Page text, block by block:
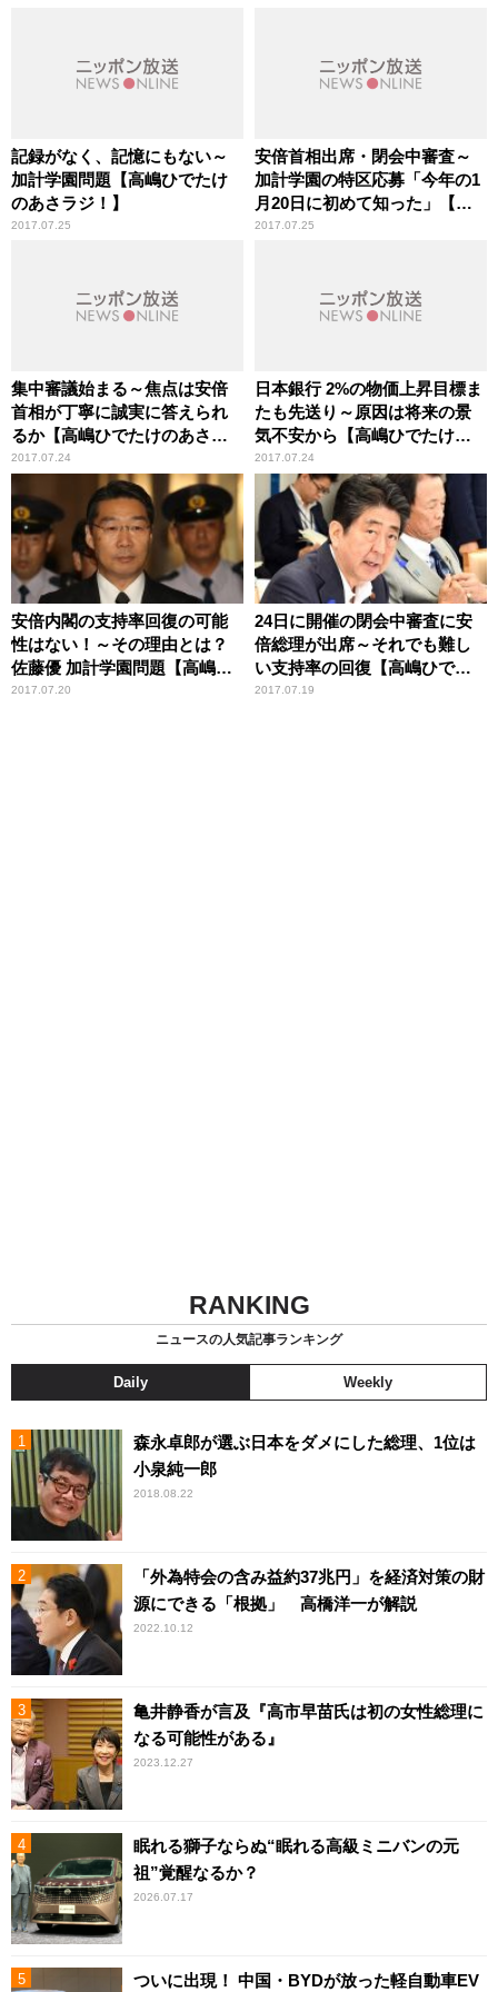
記録がなく、記憶にもない～
加計学園問題【高嶋ひでたけ
のあさラジ！】
2017.07.25
安倍首相出席・閉会中審査～
加計学園の特区応募「今年の1
月20日に初めて知った」【高
嶋ひでたけのあさラジ！】
2017.07.25
集中審議始まる～焦点は安倍
首相が丁寧に誠実に答えられ
るか【高嶋ひでたけのあさラ
ジ！】
2017.07.24
日本銀行 2%の物価上昇目標ま
たも先送り～原因は将来の景
気不安から【高嶋ひでたけの
あさラジ！】
2017.07.24
安倍内閣の支持率回復の可能
性はない！～その理由とは？
佐藤優 加計学園問題【高嶋ひ
でたけのあさラジ】
2017.07.20
24日に開催の閉会中審査に安
倍総理が出席～それでも難し
い支持率の回復【高嶋ひでた
けのあさラジ！】
2017.07.19
RANKING
ニュースの人気記事ランキング
Daily Weekly
森永卓郎が選ぶ日本をダメにした総理、1位は
小泉純一郎
2018.08.22
「外為特会の含み益約37兆円」を経済対策の財
源にできる「根拠」 高橋洋一が解説
2022.10.12
亀井静香が言及『高市早苗氏は初の女性総理に
なる可能性がある』
2023.12.27
眠れる獅子ならぬ“眠れる高級ミニバンの元
祖”覚醒なるか？
2026.07.17
ついに出現！ 中国・BYDが放った軽自動車EV